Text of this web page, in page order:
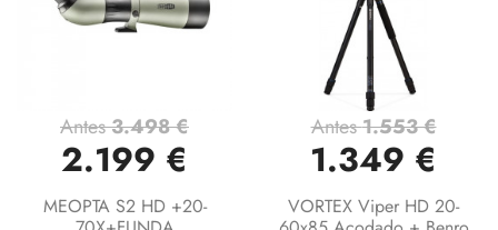
Antes3.498 €
2.199 €
MEOPTA S2 HD +20-
Antes1.553 €
1.349 €
VORTEX Viper HD 20-